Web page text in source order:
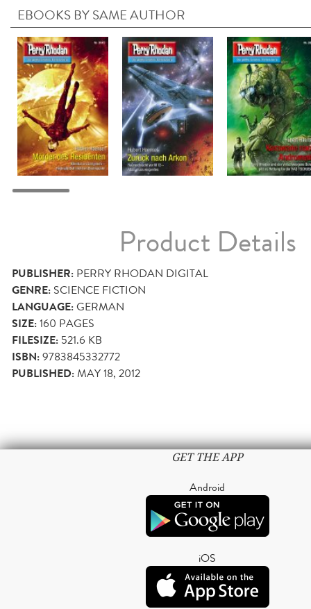
EBOOKS BY SAME AUTHOR
Product Details
PUBLISHER: PERRY RHODAN DIGITAL
GENRE: SCIENCE FICTION
LANGUAGE:GERMAN
SIZE:160 PAGES
FILESIZE: 521.6 KB
ISBN:9783845332772
PUBLISHED:MAY 18, 2012
GET THE APP
Android
iOS